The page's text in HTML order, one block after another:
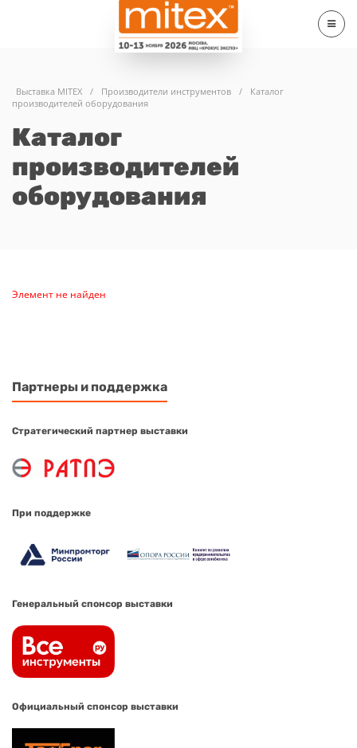
Выставка MITEX / Производители инструментов /
Каталог
производителей оборудования
Каталог
производителей
оборудования
Элемент не найден
Партнеры и поддержка
Стратегический партнер выставки
При поддержке
Генеральный спонсор выставки
Официальный спонсор выставки